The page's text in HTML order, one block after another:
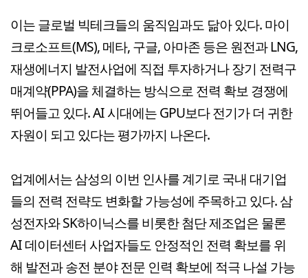
이는 글로벌 빅테크들의 움직임과도 닮아 있다. 마이
크로소프트(MS), 메타, 구글, 아마존 등은 원전과 LNG,
재생에너지 발전사업에 직접 투자하거나 장기 전력구
매계약(PPA)을 체결하는 방식으로 전력 확보 경쟁에
뛰어들고 있다. AI 시대에는 GPU보다 전기가 더 귀한
자원이 되고 있다는 평가까지 나온다.
업계에서는 삼성의 이번 인사를 계기로 국내 대기업
들의 전력 전략도 변화할 가능성에 주목하고 있다. 삼
성전자와 SK하이닉스를 비롯한 첨단 제조업은 물론
AI 데이터센터 사업자들도 안정적인 전력 확보를 위
해 발전과 송전 분야 전문 인력 확보에 적극 나설 가능